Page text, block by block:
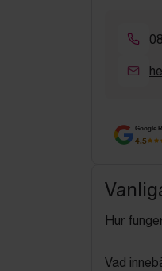
Google
4.5
Hur
Vad